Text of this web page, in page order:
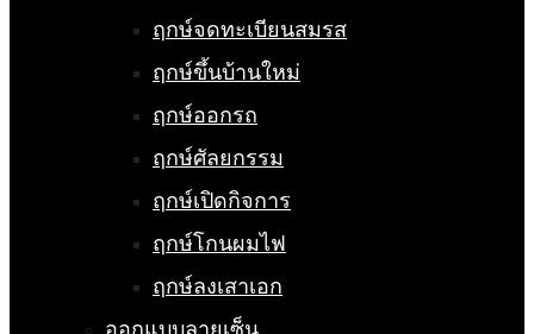
ฤกษ์จดทะเบียนสมรส
ฤกษ์ขึ้นบ้านใหม่
ฤกษ์ออกรถ
ฤกษ์ศัลยกรรม
ฤกษ์เปิดกิจการ
ฤกษ์โกนผมไฟ
ฤกษ์ลงเสาเอก
ออกแบบลายเซ็น